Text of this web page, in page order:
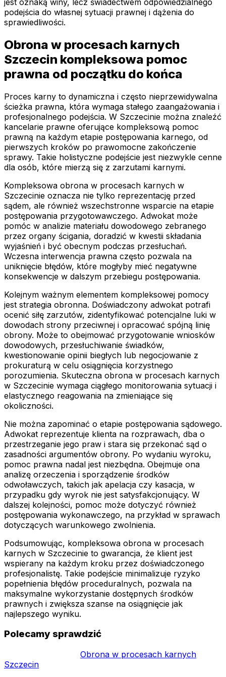
podejścia do własnej sytuacji prawnej i dążenia do
sprawiedliwości.
Obrona w procesach karnych
Szczecin kompleksowa pomoc
prawna od początku do końca
Proces karny to dynamiczna i często nieprzewidywalna
ścieżka prawna, która wymaga stałego zaangażowania i
profesjonalnego podejścia. W Szczecinie można znaleźć
kancelarie prawne oferujące kompleksową pomoc
prawną na każdym etapie postępowania karnego, od
pierwszych kroków po prawomocne zakończenie
sprawy. Takie holistyczne podejście jest niezwykle cenne
dla osób, które mierzą się z zarzutami karnymi.
Kompleksowa obrona w procesach karnych w
Szczecinie oznacza nie tylko reprezentację przed
sądem, ale również wszechstronne wsparcie na etapie
postępowania przygotowawczego. Adwokat może
pomóc w analizie materiału dowodowego zebranego
przez organy ścigania, doradzić w kwestii składania
wyjaśnień i być obecnym podczas przesłuchań.
Wczesna interwencja prawna często pozwala na
uniknięcie błędów, które mogłyby mieć negatywne
konsekwencje w dalszym przebiegu postępowania.
Kolejnym ważnym elementem kompleksowej pomocy
jest strategia obronna. Doświadczony adwokat potrafi
ocenić siłę zarzutów, zidentyfikować potencjalne luki w
dowodach strony przeciwnej i opracować spójną linię
obrony. Może to obejmować przygotowanie wniosków
dowodowych, przesłuchiwanie świadków,
kwestionowanie opinii biegłych lub negocjowanie z
prokuraturą w celu osiągnięcia korzystnego
porozumienia. Skuteczna obrona w procesach karnych
w Szczecinie wymaga ciągłego monitorowania sytuacji i
elastycznego reagowania na zmieniające się
okoliczności.
Nie można zapominać o etapie postępowania sądowego.
Adwokat reprezentuje klienta na rozprawach, dba o
przestrzeganie jego praw i stara się przekonać sąd o
zasadności argumentów obrony. Po wydaniu wyroku,
pomoc prawna nadal jest niezbędna. Obejmuje ona
analizę orzeczenia i sporządzenie środków
odwoławczych, takich jak apelacja czy kasacja, w
przypadku gdy wyrok nie jest satysfakcjonujący. W
dalszej kolejności, pomoc może dotyczyć również
postępowania wykonawczego, na przykład w sprawach
dotyczących warunkowego zwolnienia.
Podsumowując, kompleksowa obrona w procesach
karnych w Szczecinie to gwarancja, że klient jest
wspierany na każdym kroku przez doświadczonego
profesjonalistę. Takie podejście minimalizuje ryzyko
popełnienia błędów proceduralnych, pozwala na
maksymalne wykorzystanie dostępnych środków
prawnych i zwiększa szanse na osiągnięcie jak
najlepszego wyniku.
Polecamy sprawdzić
Obrona w procesach karnych
Szczecin